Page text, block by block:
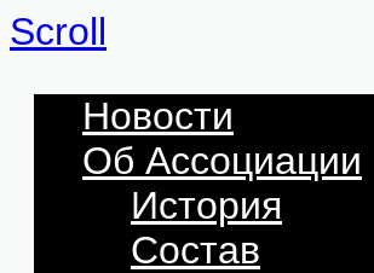
Scroll
Новости
Об Ассоциации
История
Состав